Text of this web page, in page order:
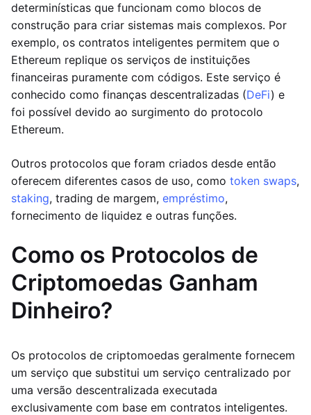
determinísticas que funcionam como blocos de
construção para criar sistemas mais complexos. Por
exemplo, os contratos inteligentes permitem que o
Ethereum replique os serviços de instituições
financeiras puramente com códigos. Este serviço é
conhecido como finanças descentralizadas (DeFi) e
foi possível devido ao surgimento do protocolo
Ethereum.
Outros protocolos que foram criados desde então
oferecem diferentes casos de uso, como token swaps,
staking, trading de margem, empréstimo,
fornecimento de liquidez e outras funções.
Como os Protocolos de
Criptomoedas Ganham
Dinheiro?
Os protocolos de criptomoedas geralmente fornecem
um serviço que substitui um serviço centralizado por
uma versão descentralizada executada
exclusivamente com base em contratos inteligentes.